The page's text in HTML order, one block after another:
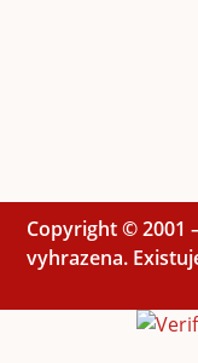
Copyright © 2001
vyhrazena.